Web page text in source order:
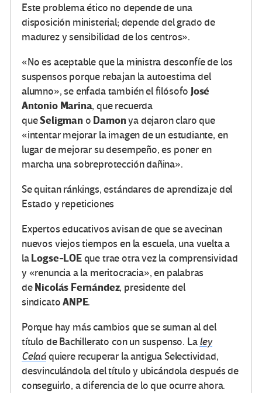
Este problema ético no depende de una
disposición ministerial; depende del grado de
madurez y sensibilidad de los centros».
«No es aceptable que la ministra desconfíe de los
suspensos porque rebajan la autoestima del
alumno», se enfada también el filósofo José
Antonio Marina, que recuerda
queSeligman o Damonya dejaron claro que
«intentar mejorar la imagen de un estudiante, en
lugar de mejorar su desempeño, es poner en
marcha una sobreprotección dañina».
Se quitan ránkings, estándares de aprendizaje del
Estado y repeticiones
Expertos educativos avisan de que se avecinan
nuevos viejos tiempos en la escuela, una vuelta a
laLogse-LOEque trae otra vez la comprensividad
y «renuncia a la meritocracia», en palabras
deNicolás Fernández, presidente del
sindicatoANPE.
Porque hay más cambios que se suman al del
título de Bachillerato con un suspenso. Laley
Celaáquiere recuperar la antigua Selectividad,
desvinculándola del título y ubicándola después de
conseguirlo, a diferencia de lo que ocurre ahora.